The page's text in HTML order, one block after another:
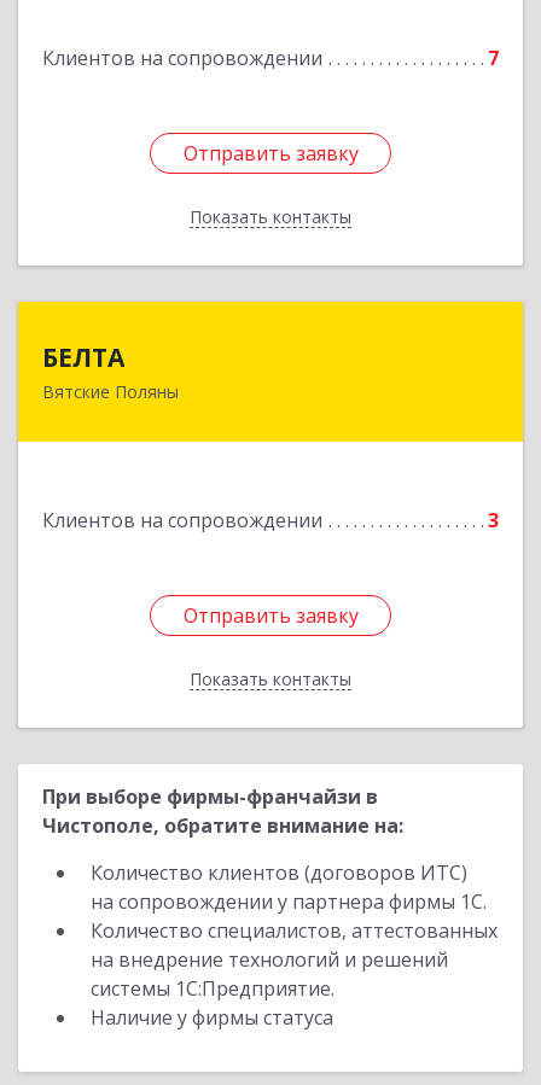
Клиентов на сопровождении 7
Отправить заявку
Показать контакты
Подробнее
Отправить заявку
Назад
БЕЛТА
Вятские Поляны
Клиентов на сопровождении 3
Отправить заявку
Показать контакты
612960, Кировская обл, Вятские Поляны г,
Отправить заявку
Назад
При выборе фирмы-франчайзи в
Чистополе, обратите внимание на:
Количество клиентов (договоров ИТС)
на сопровождении у партнера фирмы 1С.
Количество специалистов, аттестованных
на внедрение технологий и решений
системы 1С:Предприятие.
Наличие у фирмы статуса